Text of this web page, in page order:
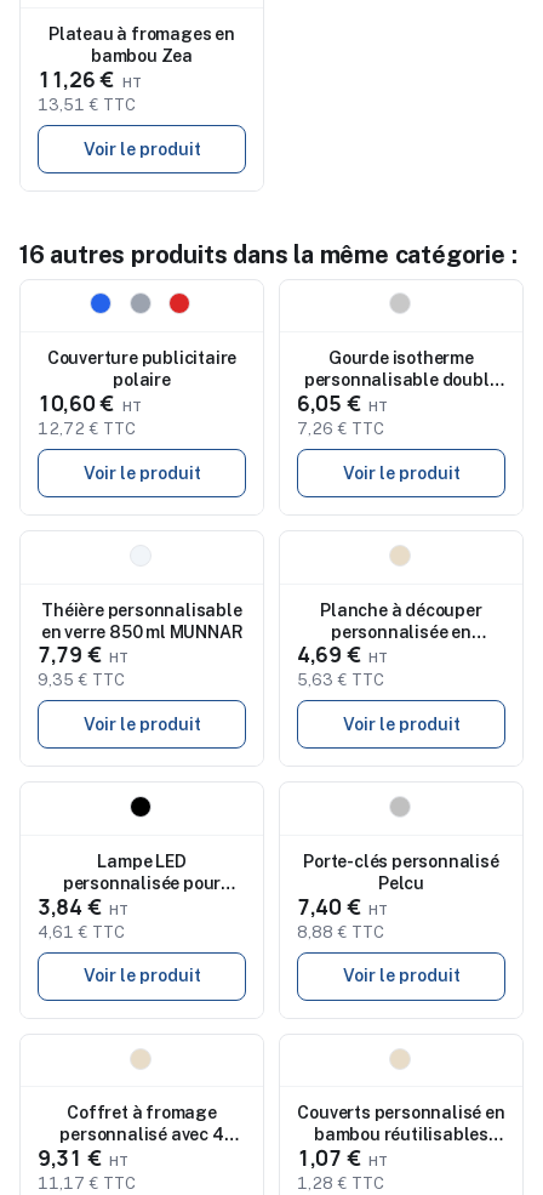
Plateau à fromages en
bambou Zea
11,26 €
13,51 € TTC
Voir le produit
16 autres produits dans la même catégorie :
Nouveau
Couverture publicitaire
polaire
10,60 €
12,72 € TTC
Voir le produit
Gourde isotherme
personnalisable double
paroi en bambou
RODEODRIVE+
6,05 €
7,26 € TTC
Voir le produit
Théière personnalisable
en verre 850 ml MUNNAR
7,79 €
9,35 € TTC
Voir le produit
Planche à découper
personnalisée en
bambou et marbre GINO
4,69 €
5,63 € TTC
Voir le produit
Lampe LED
personnalisée pour
bouteille 800 mAh
TOMSON
3,84 €
4,61 € TTC
Voir le produit
Porte-clés personnalisé
Pelcu
7,40 €
8,88 € TTC
Voir le produit
Coffret à fromage
personnalisé avec 4
ustensiles COMTE
9,31 €
11,17 € TTC
Couverts personnalisé en
bambou réutilisables
SETBOO
1,07 €
1,28 € TTC